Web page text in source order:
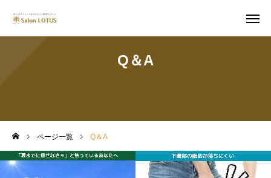
Q＆A
ページ一覧 Q＆A
耳つぼスクール
成功者の事例